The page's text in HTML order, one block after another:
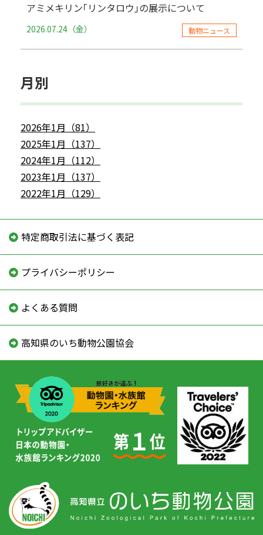
アミメキリン｢リンタロウ｣の展示について
2026.07.24（金） 動物ニュース
月別
2026年1月（81）
2025年1月（137）
2024年1月（112）
2023年1月（137）
2022年1月（129）
特定商取引法に基づく表記
プライバシーポリシー
よくある質問
高知県のいち動物公園協会